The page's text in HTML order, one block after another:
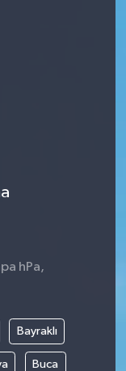
hPa,
Bayraklı
Buca